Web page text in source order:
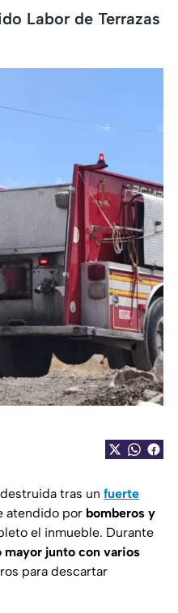
Labor de Terrazas
tras un fuerte
atendido por bomberos y
el inmueble. Durante
mayor junto con varios
para descartar